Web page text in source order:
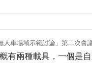
人車場域示範討論」第二次會
有兩種載具，一個是